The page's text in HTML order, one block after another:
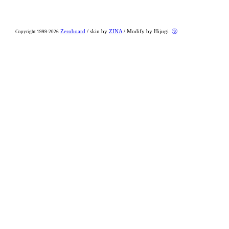
Copyright 1999-2026 Zeroboard / skin by ZINA / Modify by Hijugi ⓢ